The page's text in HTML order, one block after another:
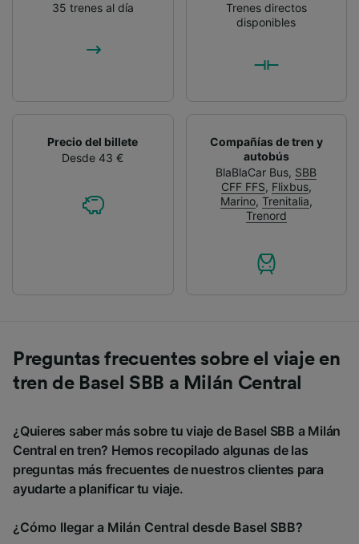
35 trenes al día
Trenes directos
disponibles
Precio del billete
Desde 43 €
Compañías de tren y
autobús
BlaBlaCar Bus, SBB
CFF FFS, Flixbus,
Marino, Trenitalia,
Trenord
Preguntas frecuentes sobre el viaje en
tren de Basel SBB a Milán Central
¿Quieres saber más sobre tu viaje de Basel SBB a Milán
Central en tren? Hemos recopilado algunas de las
preguntas más frecuentes de nuestros clientes para
ayudarte a planificar tu viaje.
¿Cómo llegar a Milán Central desde Basel SBB?